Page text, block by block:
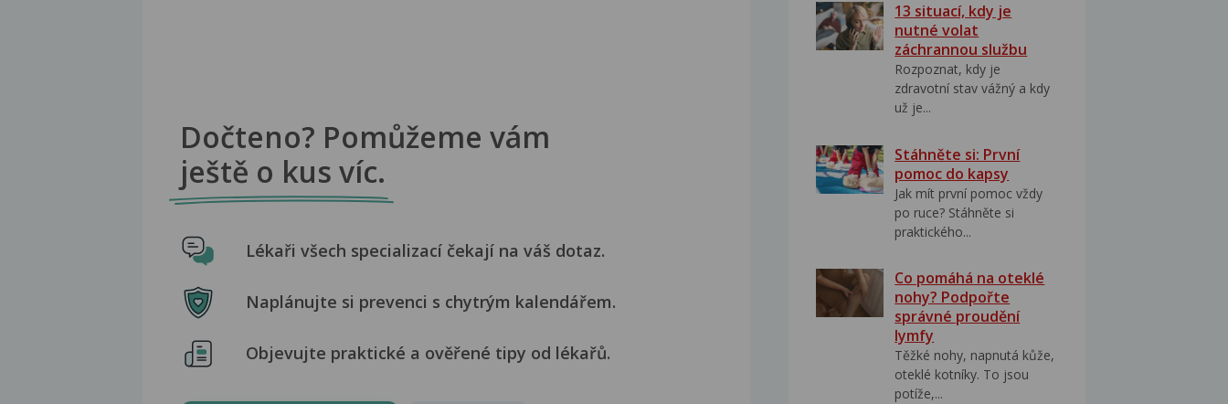
Dočteno? Pomůžeme vám
ještě o kus víc.
Lékaři všech specializací čekají na váš dotaz.
Naplánujte si prevenci s chytrým kalendářem.
Objevujte praktické a ověřené tipy od lékařů.
13 situací, kdy je
nutné volat
záchrannou službu
Rozpoznat, kdy je
zdravotní stav vážný a kdy
už je...
Stáhněte si: První
pomoc do kapsy
Jak mít první pomoc vždy
po ruce? Stáhněte si
praktického...
Co pomáhá na oteklé
nohy? Podpořte
správné proudění
lymfy
Těžké nohy, napnutá kůže,
oteklé kotníky. To jsou
potíže,...